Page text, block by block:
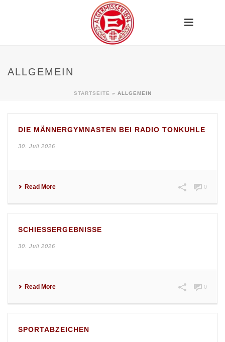
ALLGEMEIN
STARTSEITE » ALLGEMEIN
DIE MÄNNERGYMNASTEN BEI RADIO TONKUHLE
30. Juli 2026
Read More 0
SCHIESSERGEBNISSE
30. Juli 2026
Read More 0
SPORTABZEICHEN